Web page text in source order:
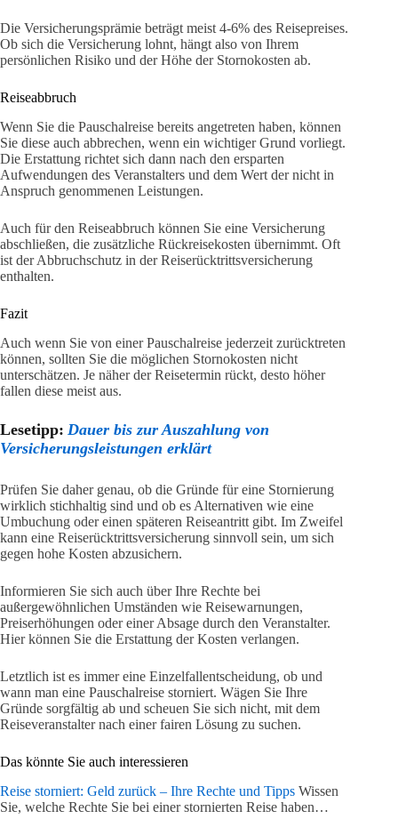
Die Versicherungsprämie beträgt meist 4-6% des Reisepreises.
Ob sich die Versicherung lohnt, hängt also von Ihrem
persönlichen Risiko und der Höhe der Stornokosten ab.
Reiseabbruch
Wenn Sie die Pauschalreise bereits angetreten haben, können
Sie diese auch abbrechen, wenn ein wichtiger Grund vorliegt.
Die Erstattung richtet sich dann nach den ersparten
Aufwendungen des Veranstalters und dem Wert der nicht in
Anspruch genommenen Leistungen.
Auch für den Reiseabbruch können Sie eine Versicherung
abschließen, die zusätzliche Rückreisekosten übernimmt. Oft
ist der Abbruchschutz in der Reiserücktrittsversicherung
enthalten.
Fazit
Auch wenn Sie von einer Pauschalreise jederzeit zurücktreten
können, sollten Sie die möglichen Stornokosten nicht
unterschätzen. Je näher der Reisetermin rückt, desto höher
fallen diese meist aus.
Lesetipp: Dauer bis zur Auszahlung von
Versicherungsleistungen erklärt
Prüfen Sie daher genau, ob die Gründe für eine Stornierung
wirklich stichhaltig sind und ob es Alternativen wie eine
Umbuchung oder einen späteren Reiseantritt gibt. Im Zweifel
kann eine Reiserücktrittsversicherung sinnvoll sein, um sich
gegen hohe Kosten abzusichern.
Informieren Sie sich auch über Ihre Rechte bei
außergewöhnlichen Umständen wie Reisewarnungen,
Preiserhöhungen oder einer Absage durch den Veranstalter.
Hier können Sie die Erstattung der Kosten verlangen.
Letztlich ist es immer eine Einzelfallentscheidung, ob und
wann man eine Pauschalreise storniert. Wägen Sie Ihre
Gründe sorgfältig ab und scheuen Sie sich nicht, mit dem
Reiseveranstalter nach einer fairen Lösung zu suchen.
Das könnte Sie auch interessieren
Reise storniert: Geld zurück – Ihre Rechte und Tipps Wissen
Sie, welche Rechte Sie bei einer stornierten Reise haben…